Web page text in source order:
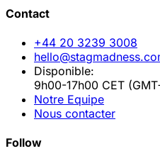
Contact
+44 20 3239 3008
Disponible:
9h00-17h00 CET
Notre Equipe
Nous contacter
Follow